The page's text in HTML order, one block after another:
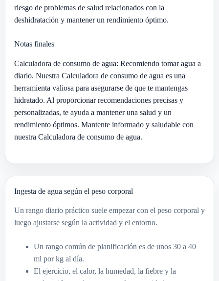
riesgo de problemas de salud relacionados con la
deshidratación y mantener un rendimiento óptimo.
Notas finales
Calculadora de consumo de agua: Recomiendo tomar agua a
diario. Nuestra Calculadora de consumo de agua es una
herramienta valiosa para asegurarse de que te mantengas
hidratado. Al proporcionar recomendaciones precisas y
personalizadas, te ayuda a mantener una salud y un
rendimiento óptimos. Mantente informado y saludable con
nuestra Calculadora de consumo de agua.
Ingesta de agua según el peso corporal
Un rango diario práctico suele empezar con el peso corporal y
luego ajustarse según la actividad y el entorno.
Un rango común de planificación es de unos 30 a 40
ml por kg al día.
El ejercicio, el calor, la humedad, la fiebre y la